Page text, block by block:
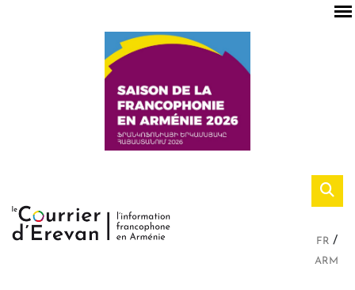
FR
ARM